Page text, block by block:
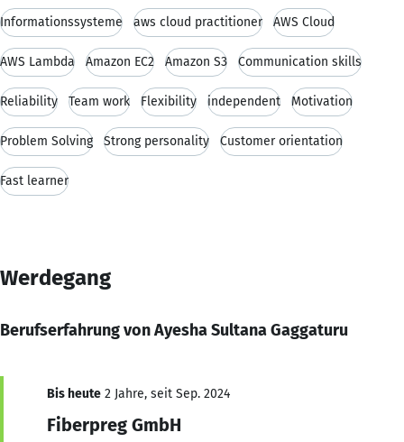
Informationssysteme aws cloud practitioner AWS Cloud
AWS Lambda Amazon EC2 Amazon S3 Communication skills
Reliability Team work Flexibility independent Motivation
Problem Solving Strong personality Customer orientation
Fast learner
Werdegang
Berufserfahrung von Ayesha Sultana Gaggaturu
Bis heute 2 Jahre, seit Sep. 2024
Fiberpreg GmbH